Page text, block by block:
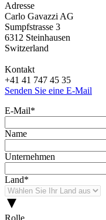
Adresse
Carlo Gavazzi AG
Sumpfstrasse 3
6312 Steinhausen
Switzerland
Kontakt
+41 41 747 45 35
Senden Sie eine E-Mail
E-Mail*
Name
Unternehmen
Land*